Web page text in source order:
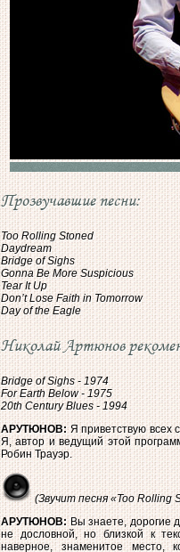
Прозвучавшие песни:
Too Rolling Stoned
Daydream
Bridge of Sighs
Gonna Be More Suspicious
Tear It Up
Don’t Lose Faith in Tomorrow
Day of the Eagle
Николай Артюнов
Bridge of Sighs - 1974
For Earth Below - 1975
20th Century Blues - 1994
АРУТЮНОВ:Я приветствую всех
Я, автор и ведущий этой
Робин Трауэр.
(Звучит песня «Too Rolling
АРУТЮНОВ:Вы знаете, дорогие
не дословной, но близкой к
наверное, знаменитое место,